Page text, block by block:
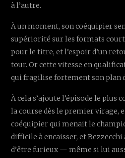
à l’autre.
À un moment, son coéquipier
supériorité sur les formats
pour le titre, et l’espoir d’un
tour. Or cette vitesse en
qui fragilise fortement son plan
À cela s’ajoute l’épisode le plus
la course dès le premier virage,
coéquipier qui menait le
difficile à encaisser, et
d’être furieux — même si lui